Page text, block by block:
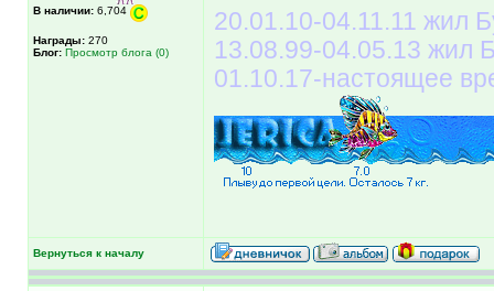
В наличии: 6,704
Награды: 270
Блог: Просмотр блога (0)
20.01.10-04.11.11 жил
13.08.99-04.05.13 жил
01.10.17-настоящее
Вернуться к началу